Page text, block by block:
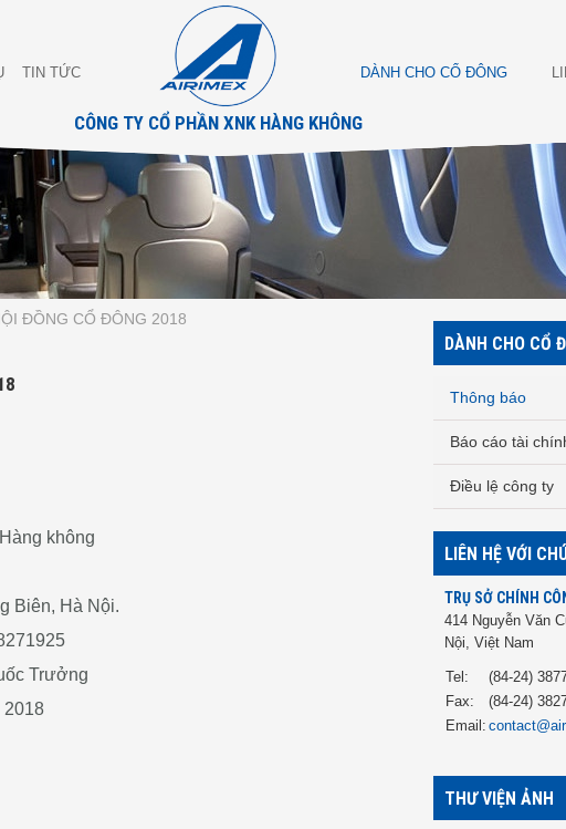
CÔNG TY CỔ PHẦN XNK HÀNG KHÔNG
TIN TỨC DÀNH CHO CỔ ĐÔNG
ĐỒNG CỔ ĐÔNG 2018
không
Biên, Hà Nội.
Trưởng
2018
DÀNH CHO CỔ
Thông báo
Báo cáo tài
Điều lệ công ty
LIÊN HỆ VỚI
TRỤ SỞ CHÍNH
414 Nguyễn Văn
Nội, Việt Nam
Tel:
(84-24)
Fax:
(84-24)
Email:
THƯ VIỆN ẢNH